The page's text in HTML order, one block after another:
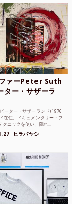
ァーPeter Suth
ー・サザーラ
ーター・サザーランド) 1976
在住。ドキュメンタリー・フ
クニックを使い、隠れ...
ヒラバヤシ